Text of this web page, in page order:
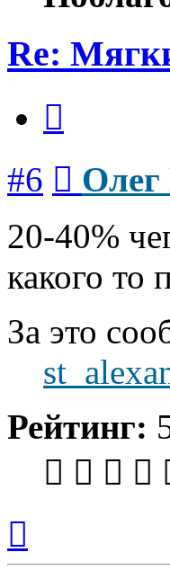
Re:
#6 Олег
20-40%
какого то
За это
Рейтинг:
началу